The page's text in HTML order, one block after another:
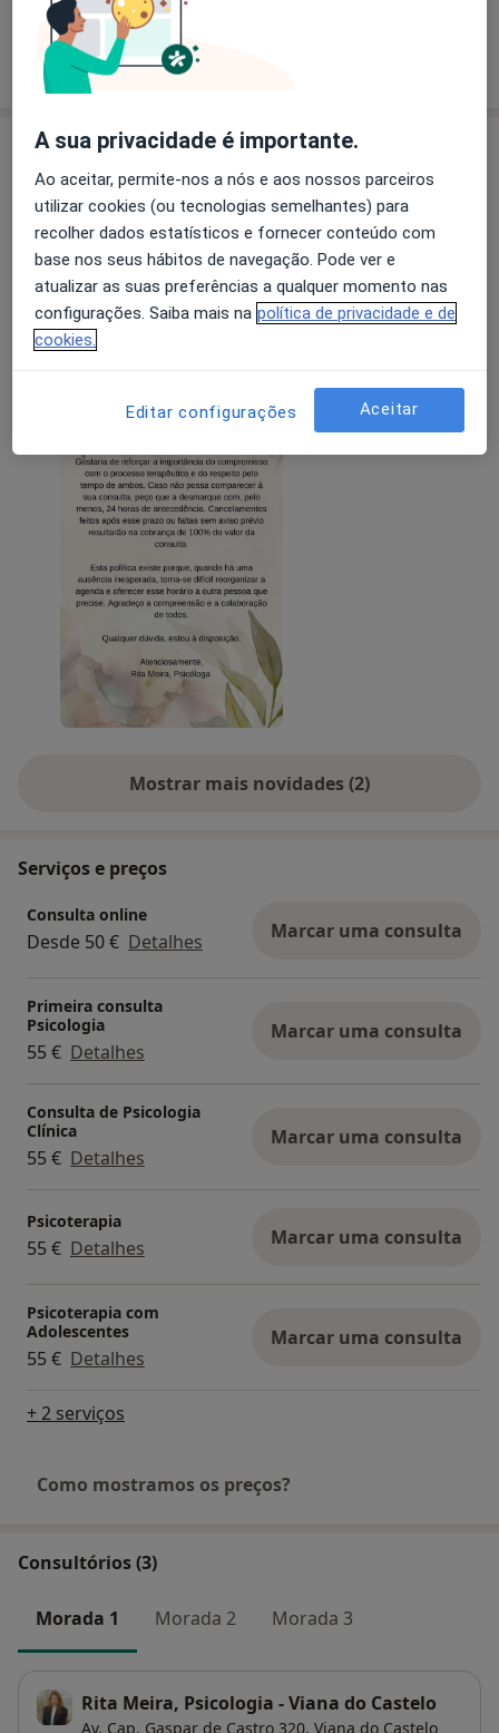
Mostrar mais detalhes
Novidades
Dra. Rita Meira
,
Política de cancelamento
21/01/2026
Mostrar mais novidades (2)
Serviços e preços
Consulta online
Desde 50 € Detalhes Marcar uma consulta
Primeira consulta
Psicologia
55 € Detalhes
Marcar uma consulta
Consulta de Psicologia
Clínica
55 € Detalhes
Marcar uma consulta
Psicoterapia
55 € Detalhes Marcar uma consulta
Psicoterapia com
Adolescentes
55 € Detalhes
Marcar uma consulta
+ 2 serviços
Como mostramos os preços?
Consultórios (3)
Morada 1 Morada 2 Morada 3
Rita Meira, Psicologia - Viana do Castelo
Av. Cap. Gaspar de Castro 320, Viana do Castelo
A sua privacidade é importante.
Ao aceitar, permite-nos a nós e aos nossos parceiros
utilizar cookies (ou tecnologias semelhantes) para
recolher dados estatísticos e fornecer conteúdo com
base nos seus hábitos de navegação. Pode ver e
atualizar as suas preferências a qualquer momento nas
configurações. Saiba mais na política de privacidade e de
cookies.
Editar configurações Aceitar